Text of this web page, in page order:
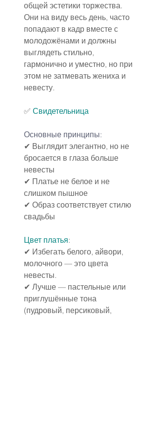
общей эстетики торжества.
Они на виду весь день, часто
попадают в кадр вместе с
молодожёнами и должны
выглядеть стильно,
гармонично и уместно, но при
этом не затмевать жениха и
невесту.
✅ Свидетельница
Основные принципы:
✔ Выглядит элегантно, но не
бросается в глаза больше
невесты
✔ Платье не белое и не
слишком пышное
✔ Образ соответствует стилю
свадьбы
Цвет платья:
✔ Избегать белого, айвори,
молочного — это цвета
невесты.
✔ Лучше — пастельные или
приглушённые тона
(пудровый, персиковый,